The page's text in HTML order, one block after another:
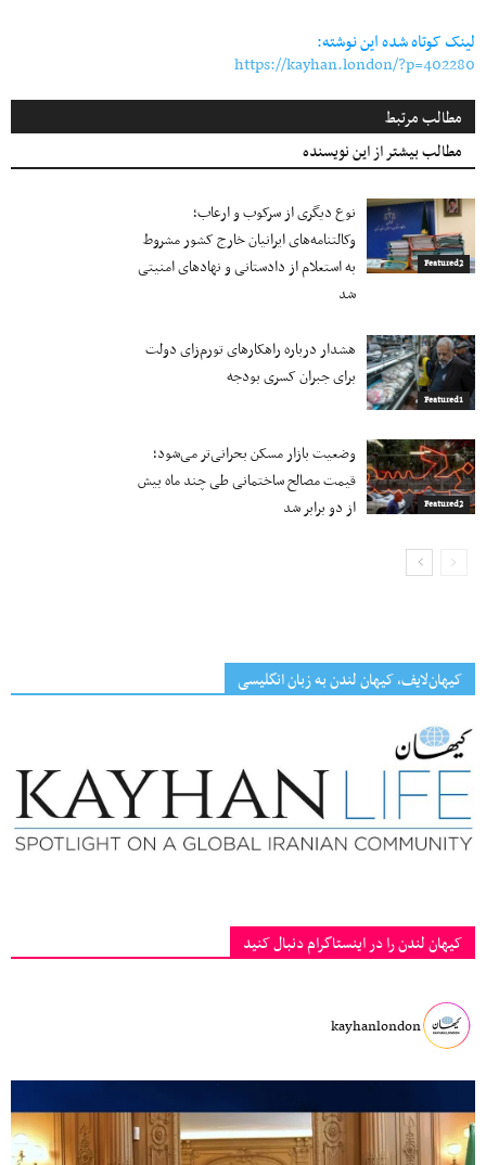
لینک کوتاه شده این نوشته:
https://kayhan.london/?p=402280
مطالب مرتبط
مطالب بیشتر از این نویسنده
Featured2
نوع دیگری از سرکوب و ارعاب؛
وکالتنامه‌های ایرانیان خارج کشور مشروط
به استعلام از دادستانی و نهادهای امنیتی
شد
Featured1
هشدار درباره راهکارهای تورم‌زای دولت
برای جبران کسری بودجه
Featured2
وضعیت بازار مسکن بحرانی‌تر می‌شود؛
قیمت مصالح ساختمانی طی چند ماه بیش
از دو برابر شد
کیهان‌لایف، کیهان لندن به زبان انگلیسی
کیهان لندن را در اینستاگرام دنبال کنید
kayhanlondon